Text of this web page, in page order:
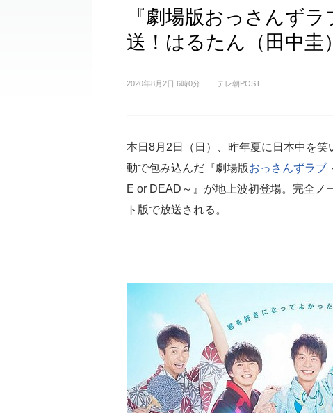
『劇場版おっさんず
送！はるたん（田中圭
2020年8月2日 6時0分 テレ朝POST
本日8月2日（日）、昨年夏に日本中を笑
動で包み込んだ『劇場版おっさんずラブ
E or DEAD～』が地上波初登場。完全ノ
ト版で放送される。